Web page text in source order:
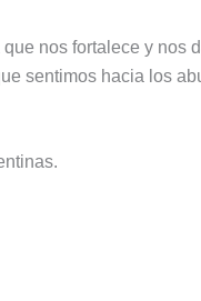
nos fortalece y nos
sentimos hacia los